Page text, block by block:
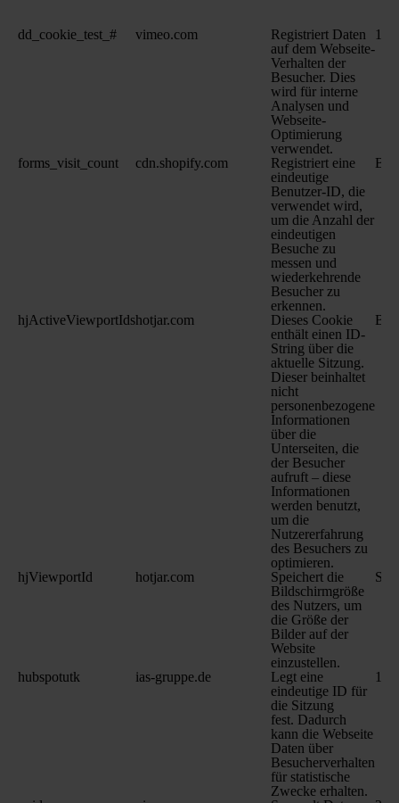
dd_cookie_test_# vimeo.com
Registriert Daten
auf dem Webseite-
Verhalten der
Besucher. Dies
wird für interne
Analysen und
Webseite-
Optimierung
verwendet.
1
forms_visit_count cdn.shopify.com
Registriert eine
eindeutige
Benutzer-ID, die
verwendet wird,
um die Anzahl der
eindeutigen
Besuche zu
messen und
wiederkehrende
Besucher zu
erkennen.
hjActiveViewportIdshotjar.com
Dieses Cookie
enthält einen ID-
String über die
aktuelle Sitzung.
Dieser beinhaltet
nicht
personenbezogene
Informationen
über die
Unterseiten, die
der Besucher
aufruft – diese
Informationen
werden benutzt,
um die
Nutzererfahrung
des Besuchers zu
optimieren.
hjViewportId hotjar.com
Speichert die
Bildschirmgröße
des Nutzers, um
die Größe der
Bilder auf der
Website
einzustellen.
hubspotutk ias-gruppe.de
Legt eine
eindeutige ID für
die Sitzung
fest. Dadurch
kann die Webseite
Daten über
Besucherverhalten
für statistische
Zwecke erhalten.